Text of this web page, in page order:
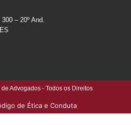
– 20º And.
Advogados - Todos os Direitos
de Ética e Conduta